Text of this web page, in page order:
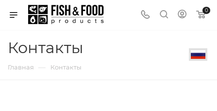
0
Контакты
Главная — Контакты